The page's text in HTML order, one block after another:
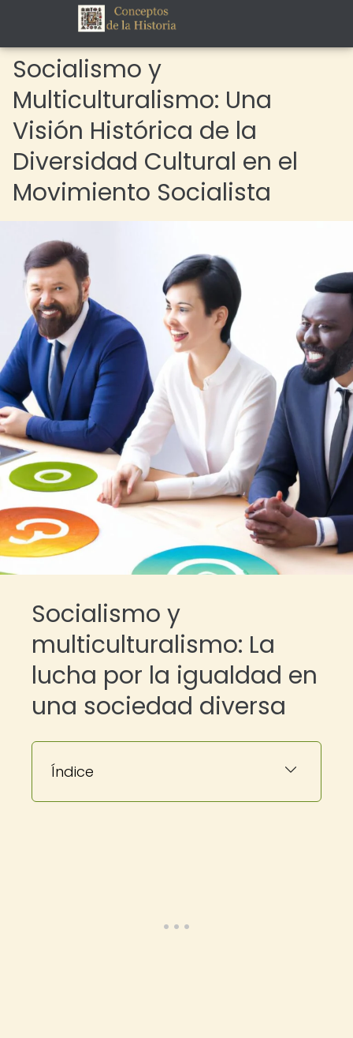
Socialismo y
Multiculturalismo: Una
Visión Histórica de la
Diversidad Cultural en el
Movimiento Socialista
Socialismo y
multiculturalismo: La
lucha por la igualdad en
una sociedad diversa
Índice